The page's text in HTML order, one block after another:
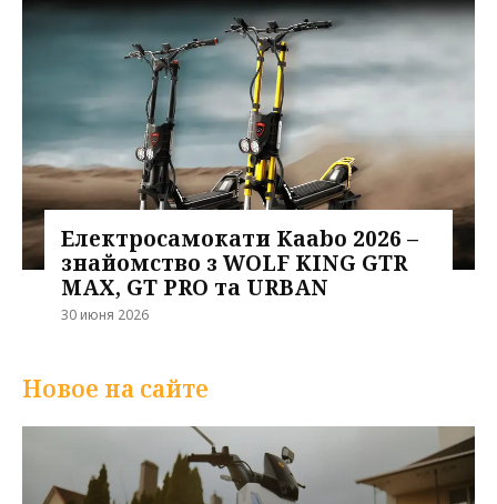
Електросамокати Kaabo 2026 –
знайомство з WOLF KING GTR
MAX, GT PRO та URBAN
30 июня 2026
Новое на сайте